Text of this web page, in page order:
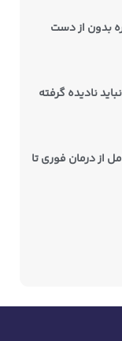
بدون از دست
نادیده گرفته
از درمان فوری تا